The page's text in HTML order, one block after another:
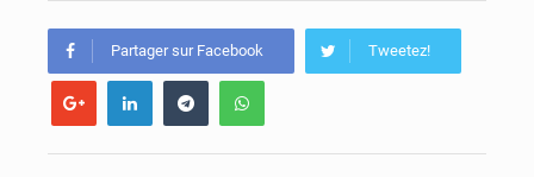
Partager sur Facebook Tweetez!